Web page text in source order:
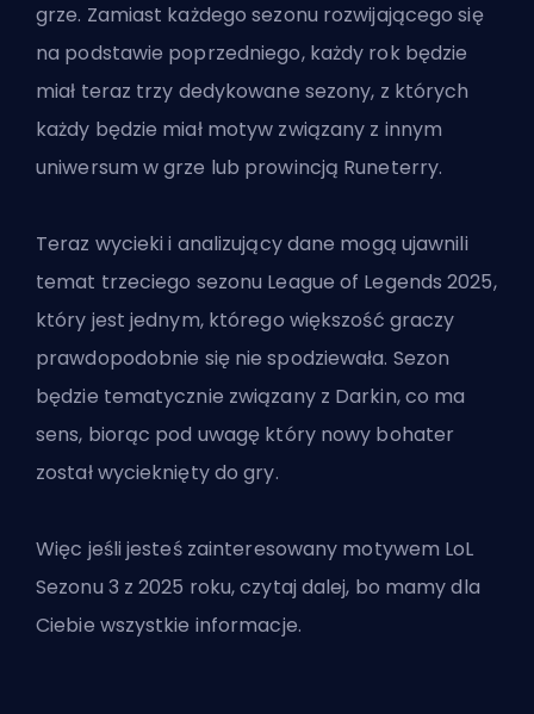
grze. Zamiast każdego sezonu rozwijającego się
na podstawie poprzedniego, każdy rok będzie
miał teraz trzy dedykowane sezony, z których
każdy będzie miał motyw związany z innym
uniwersum w grze lub prowincją Runeterry.
Teraz wycieki i analizujący dane mogą ujawnili
temat trzeciego sezonu League of Legends 2025,
który jest jednym, którego większość graczy
prawdopodobnie się nie spodziewała. Sezon
będzie tematycznie związany z Darkin, co ma
sens, biorąc pod uwagę który nowy bohater
został wyciekniętydo gry.
Więc jeśli jesteś zainteresowany motywem LoL
Sezonu 3 z 2025 roku, czytaj dalej, bo mamy dla
Ciebie wszystkie informacje.